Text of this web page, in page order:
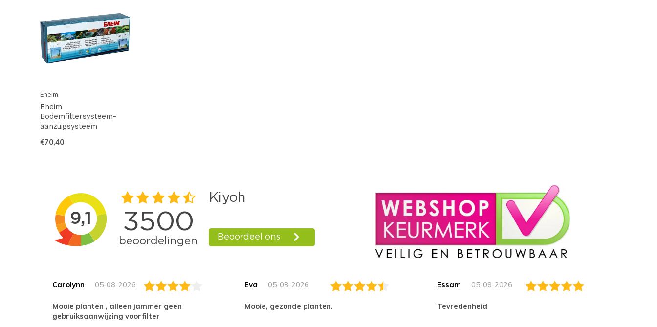
Eheim
Eheim
Bodemfiltersysteem-
aanzuigsysteem
€70,40
Carolynn 05-08-2026
Mooie planten , alleen jammer geen
gebruiksaanwijzing voorfilter
Eva 05-08-2026
Mooie, gezonde planten.
Essam 05-08-2026
tevredenheid